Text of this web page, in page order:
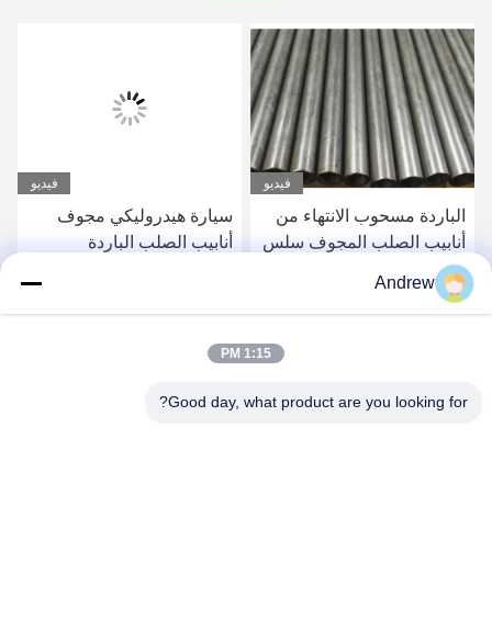
فيديو
الباردة مسحوب الانتهاء من
أنابيب الصلب المجوف سلس
لنظام استقرار السيارات
احصل على أفضل سعر
فيديو
سيارة هيدروليكي مجوف
أنابيب الصلب الباردة
احصل على أفضل سعر
Andrew
1:15 PM
Good day, what product are you looking for?